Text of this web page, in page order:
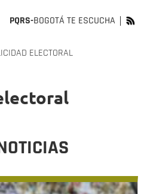
PQRS-BOGOTÁ TE ESCUCHA
ELECTORAL